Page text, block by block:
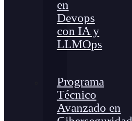
en
Devops
con IA y
LLMOps
Programa
Técnico
Avanzado en